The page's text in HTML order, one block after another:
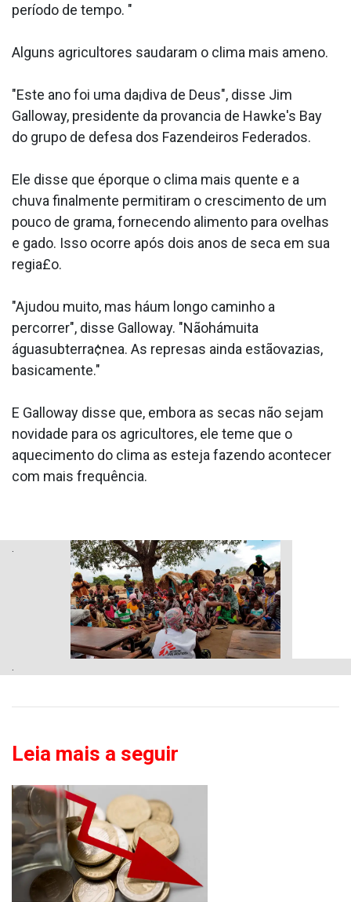
período de tempo. "
Alguns agricultores saudaram o clima mais ameno.
"Este ano foi uma da¡diva de Deus", disse Jim
Galloway, presidente da prova­ncia de Hawke's Bay
do grupo de defesa dos Fazendeiros Federados.
Ele disse que éporque o clima mais quente e a
chuva finalmente permitiram o crescimento de um
pouco de grama, fornecendo alimento para ovelhas
e gado. Isso ocorre após dois anos de seca em sua
regia£o.
"Ajudou muito, mas háum longo caminho a
percorrer", disse Galloway. "Nãohámuita
águasubterra¢nea. As represas ainda estãovazias,
basicamente."
E Galloway disse que, embora as secas não sejam
novidade para os agricultores, ele teme que o
aquecimento do clima as esteja fazendo acontecer
com mais frequência.
Leia mais a seguir